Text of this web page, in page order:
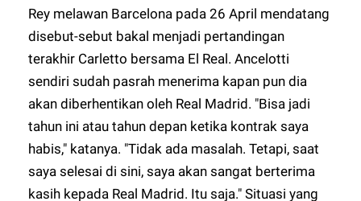
Rey melawan Barcelona pada 26 April mendatang
disebut-sebut bakal menjadi pertandingan
terakhir Carletto bersama El Real. Ancelotti
sendiri sudah pasrah menerima kapan pun dia
akan diberhentikan oleh Real Madrid. "Bisa jadi
tahun ini atau tahun depan ketika kontrak saya
habis," katanya. "Tidak ada masalah. Tetapi, saat
saya selesai di sini, saya akan sangat berterima
kasih kepada Real Madrid. Itu saja." Situasi yang